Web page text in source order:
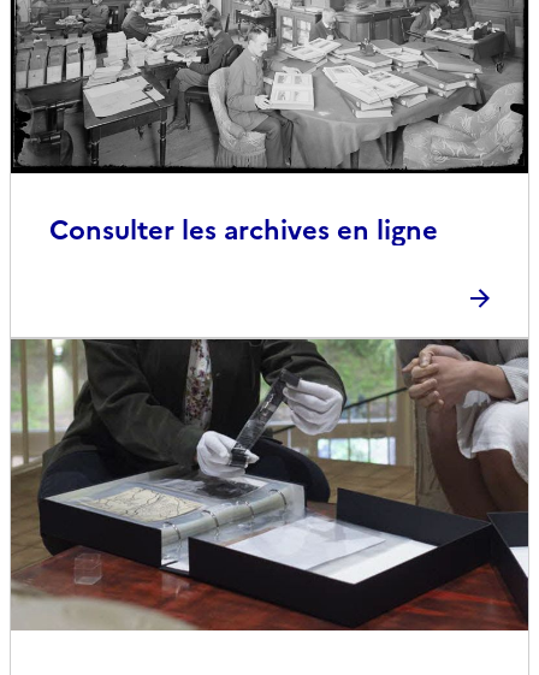
Consulter les archives en ligne